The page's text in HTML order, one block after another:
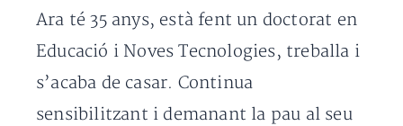
Ara té 35 anys, està fent un doctorat en
Educació i Noves Tecnologies, treballa i
s’acaba de casar. Continua
sensibilitzant i demanant la pau al seu